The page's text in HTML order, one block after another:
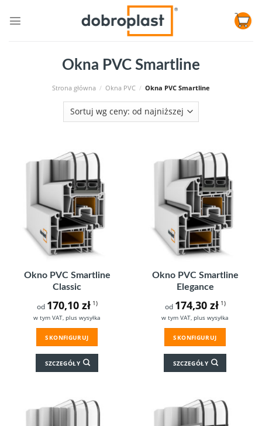
Okna PVC Smartline
Strona główna / Okna PVC / Okna PVC Smartline
Okno PVC Smartline
Classic
od 170,10 zł1)
w tym VAT, plus wysyłka
SKONFIGURUJ
SZCZEGÓŁY
Okno PVC Smartline
Elegance
od 174,30 zł1)
w tym VAT, plus wysyłka
SKONFIGURUJ
SZCZEGÓŁY